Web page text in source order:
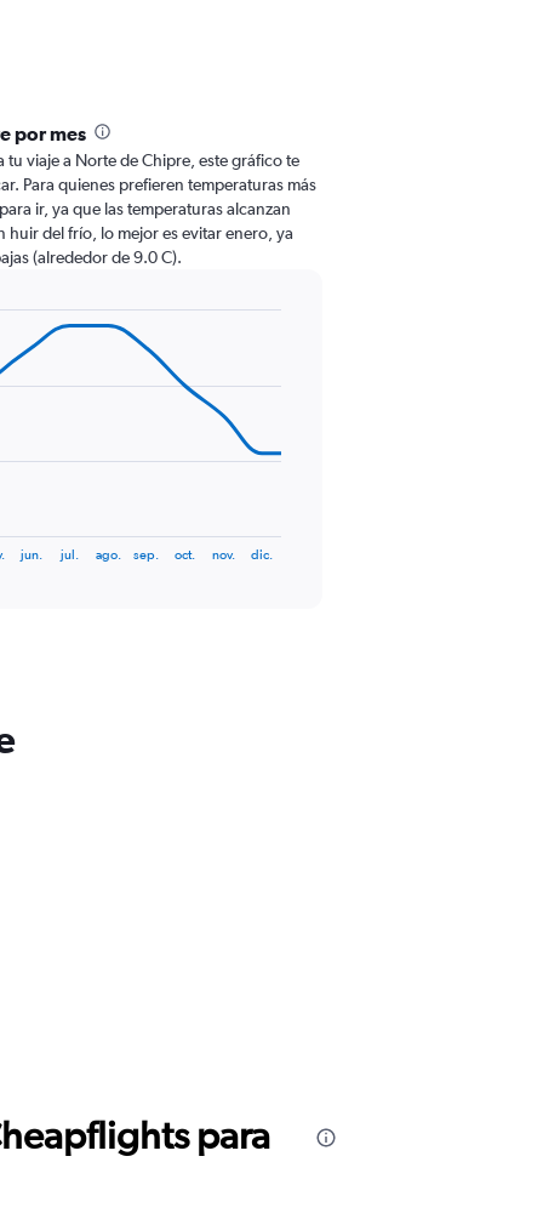
por mes
viaje a Norte de Chipre, este gráfico te
Para quienes prefieren temperaturas más
ir, ya que las temperaturas alcanzan
huir del frío, lo mejor es evitar enero, ya
(alrededor de 9.0 C).
jun. jul. ago. sep. oct. nov. dic.
para